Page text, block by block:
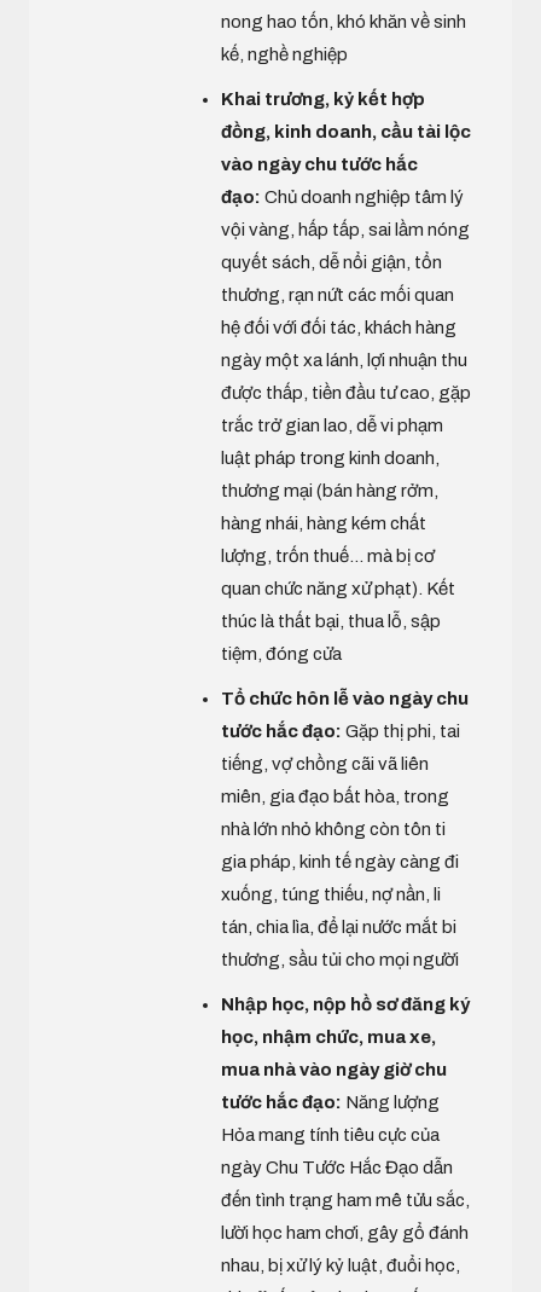
nong hao tốn, khó khăn về sinh
kế, nghề nghiệp
Khai trương, kỷ kết hợp
đồng, kinh doanh, cầu tài lộc
vào ngày chu tước hắc
đạo: Chủ doanh nghiệp tâm lý
vội vàng, hấp tấp, sai lầm nóng
quyết sách, dễ nổi giận, tổn
thương, rạn nứt các mối quan
hệ đối với đối tác, khách hàng
ngày một xa lánh, lợi nhuận thu
được thấp, tiền đầu tư cao, gặp
trắc trở gian lao, dễ vi phạm
luật pháp trong kinh doanh,
thương mại (bán hàng rởm,
hàng nhái, hàng kém chất
lượng, trốn thuế... mà bị cơ
quan chức năng xử phạt). Kết
thúc là thất bại, thua lỗ, sập
tiệm, đóng cửa
Tổ chức hôn lễ vào ngày chu
tước hắc đạo: Gặp thị phi, tai
tiếng, vợ chồng cãi vã liên
miên, gia đạo bất hòa, trong
nhà lớn nhỏ không còn tôn ti
gia pháp, kinh tế ngày càng đi
xuống, túng thiếu, nợ nần, li
tán, chia lìa, để lại nước mắt bi
thương, sầu tủi cho mọi người
Nhập học, nộp hồ sơ đăng ký
học, nhậm chức, mua xe,
mua nhà vào ngày giờ chu
tước hắc đạo: Năng lượng
Hỏa mang tính tiêu cực của
ngày Chu Tước Hắc Đạo dẫn
đến tình trạng ham mê tửu sắc,
lười học ham chơi, gây gổ đánh
nhau, bị xử lý kỷ luật, đuổi học,